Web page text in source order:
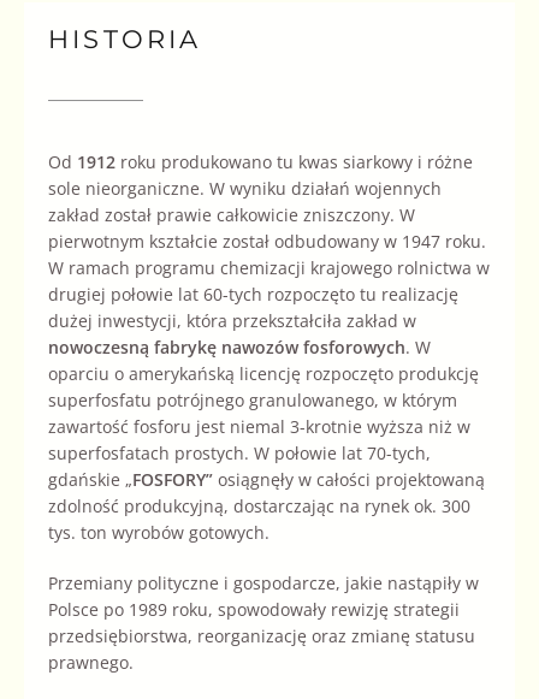
HISTORIA
Od 1912 roku produkowano tu kwas siarkowy i różne
sole nieorganiczne. W wyniku działań wojennych
zakład został prawie całkowicie zniszczony. W
pierwotnym kształcie został odbudowany w 1947 roku.
W ramach programu chemizacji krajowego rolnictwa w
drugiej połowie lat 60-tych rozpoczęto tu realizację
dużej inwestycji, która przekształciła zakład w
nowoczesną fabrykę nawozów fosforowych. W
oparciu o amerykańską licencję rozpoczęto produkcję
superfosfatu potrójnego granulowanego, w którym
zawartość fosforu jest niemal 3-krotnie wyższa niż w
superfosfatach prostych. W połowie lat 70-tych,
gdańskie „FOSFORY” osiągnęły w całości projektowaną
zdolność produkcyjną, dostarczając na rynek ok. 300
tys. ton wyrobów gotowych.
Przemiany polityczne i gospodarcze, jakie nastąpiły w
Polsce po 1989 roku, spowodowały rewizję strategii
przedsiębiorstwa, reorganizację oraz zmianę statusu
prawnego.